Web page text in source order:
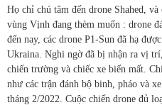
Họ chỉ chú tâm đến drone Shahed,
vùng Vịnh đang thèm muốn : drone
đến nay, các drone P1-Sun đã hạ
Ukraina. Nghi ngờ đã bị nhận ra vị
chiến trường và chiếc xe biến mất.
như các trận đánh bộ binh, pháo và
tháng 2/2022. Cuộc chiến drone đủ